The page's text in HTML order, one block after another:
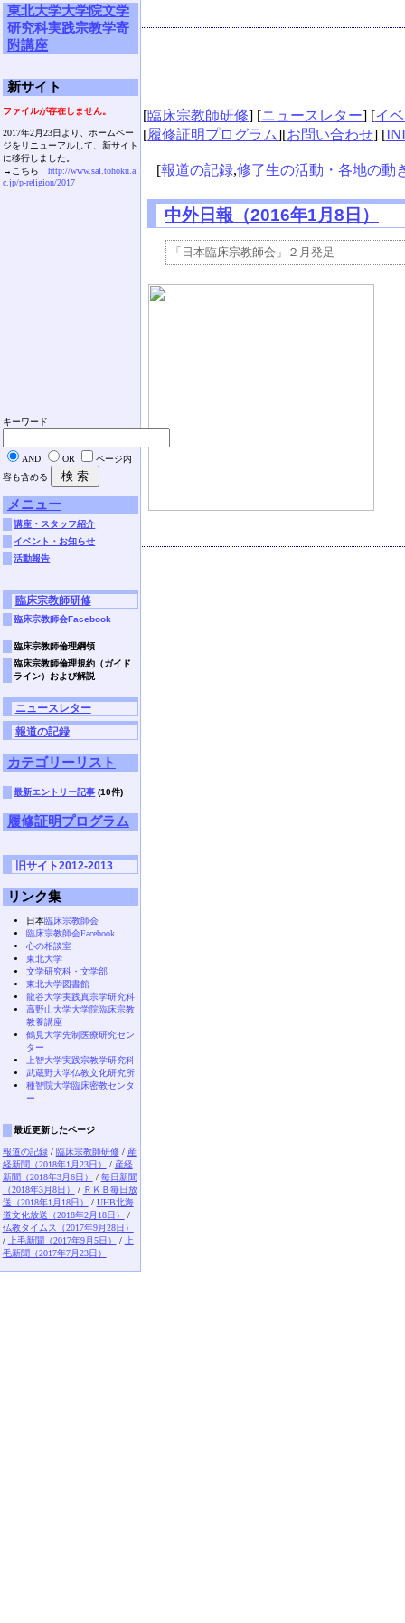
[臨床宗教師研修] [ニュースレター] [イ
[履修証明プログラム][お問い合わせ] [
[報道の記録,修了生の活動・各地の動
中外日報（2016年1月8日）
東北大学大学院文学
研究科実践宗教学寄
附講座
新サイト
ファイルが存在しません。
2017年2月23日より、ホームペー
ジをリニューアルして、新サイト
に移行しました。
→こちら http://www.sal.tohoku.a
c.jp/p-religion/2017
キーワード
AND OR
ページ内
容も含める
メニュー
講座・スタッフ紹介
イベント・お知らせ
活動報告
臨床宗教師研修
臨床宗教師会Facebook
臨床宗教師倫理綱領
臨床宗教師倫理規約（ガイド
ライン）および解説
ニュースレター
報道の記録
カテゴリーリスト
最新エントリー記事 (10件)
履修証明プログラム
旧サイト2012-2013
リンク集
日本臨床宗教師会
臨床宗教師会Facebook
心の相談室
東北大学
文学研究科・文学部
東北大学図書館
龍谷大学実践真宗学研究科
高野山大学大学院臨床宗教
教養講座
鶴見大学先制医療研究セン
ター
上智大学実践宗教学研究科
武蔵野大学仏教文化研究所
種智院大学臨床密教センタ
ー
最近更新したページ
報道の記録/ 臨床宗教師研修/ 産
経新聞（2018年1月23日）
/ 産経
新聞（2018年3月6日）
/ 毎日新聞
（2018年3月8日）
/ ＲＫＢ毎日放
送（2018年1月18日）
/ UHB北海
道文化放送（2018年2月18日）
/
仏教タイムス（2017年9月28日）
/
上毛新聞（2017年9月5日） /
上
毛新聞（2017年7月23日）